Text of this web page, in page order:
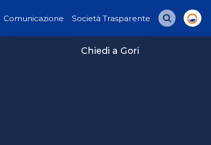
Comunicazione Società Trasparente Cerca
Chiedi a Gori